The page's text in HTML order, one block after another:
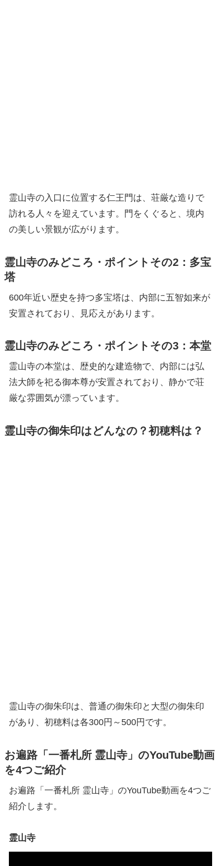
霊山寺の入口に位置する仁王門は、荘厳な造りで
訪れる人々を迎えています。門をくぐると、境内
の美しい景観が広がります。
霊山寺のみどころ・ポイントその2：多宝
塔
600年近い歴史を持つ多宝塔は、内部に五智如来が
安置されており、見応えがあります。
霊山寺のみどころ・ポイントその3： 本堂
霊山寺の本堂は、歴史的な建造物で、内部には弘
法大師を祀る御本尊が安置されており、静かで荘
厳な雰囲気が漂っています。
霊山寺の御朱印はどんなの？初穂料は？
霊山寺の御朱印は、普通の御朱印と大型の御朱印
があり、初穂料は各300円～500円です。
お遍路「一番札所 霊山寺」のYouTube動画
を4つご紹介
お遍路「一番札所 霊山寺」のYouTube動画を4つご
紹介します。
霊山寺